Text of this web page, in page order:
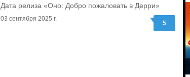
Дата релиза «Оно: Добро пожаловать в Дерри»
03 сентября 2025 г.
5